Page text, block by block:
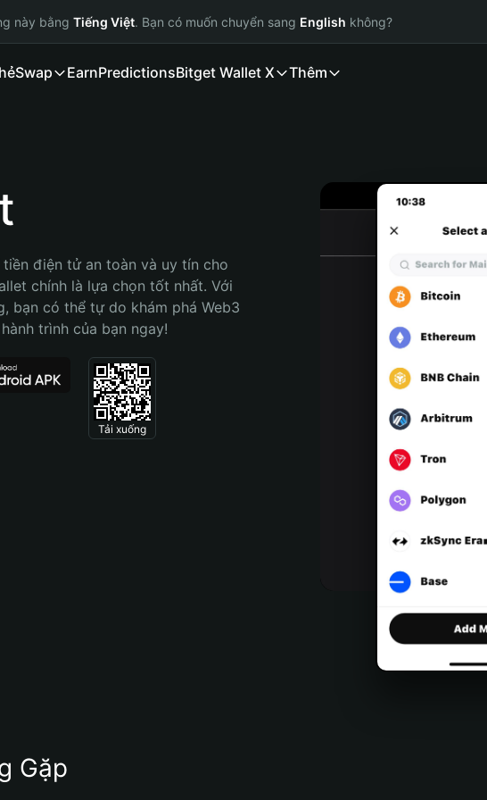
này bằng Tiếng Việt. Bạn có muốn chuyển sang English không?
Swap EarnPredictionsBitget Wallet X Thêm
điện tử an toàn và uy tín cho
chính là lựa chọn tốt nhất. Với
bạn có thể tự do khám phá Web3
trình của bạn ngay!
Tải xuống
Gặp